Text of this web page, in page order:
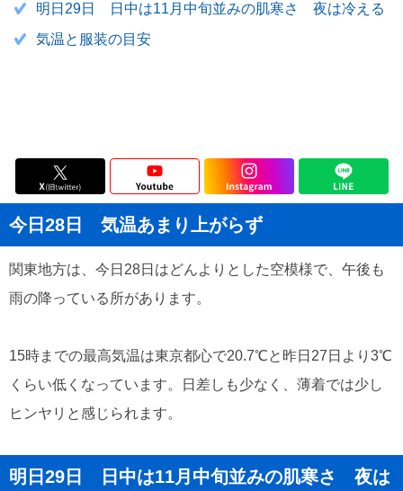
明日29日 日中は11月中旬並みの肌寒さ 夜は冷える
気温と服装の目安
今日28日 気温あまり上がらず
関東地方は、今日28日はどんよりとした空模様で、午後も
雨の降っている所があります。
15時までの最高気温は東京都心で20.7℃と昨日27日より3℃
くらい低くなっています。日差しも少なく、薄着では少し
ヒンヤリと感じられます。
明日29日 日中は11月中旬並みの肌寒さ 夜は